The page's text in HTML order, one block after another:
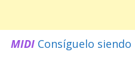
MIDI Consíguelo siendo